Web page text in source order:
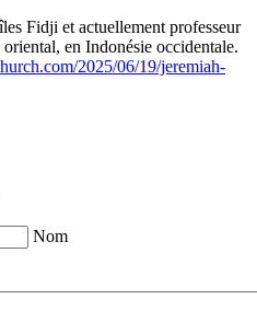
Fidji et actuellement professeur
en Indonésie occidentale.
2025/06/19/jeremiah-
Nom